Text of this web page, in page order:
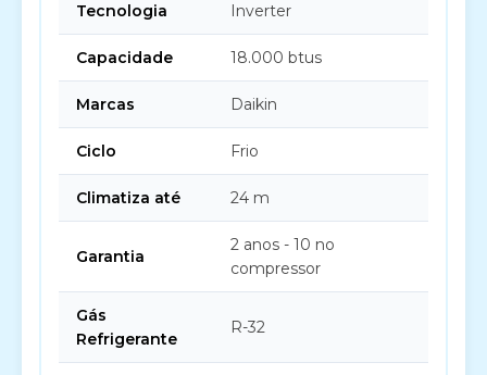
Tecnologia Inverter
Capacidade 18.000 btus
Marcas Daikin
Ciclo Frio
Climatiza até 24 m
Garantia
2 anos - 10 no
compressor
Gás
Refrigerante
R-32